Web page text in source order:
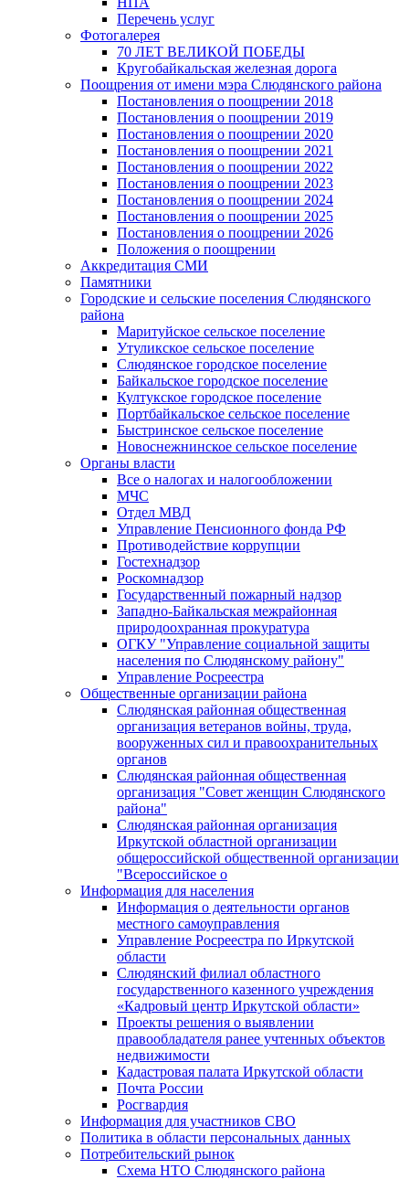
Перечень услуг
Фотогалерея
70 ЛЕТ ВЕЛИКОЙ ПОБЕДЫ
Кругобайкальская железная дорога
Поощрения от имени мэра Слюдянского района
Постановления о поощрении 2018
Постановления о поощрении 2019
Постановления о поощрении 2020
Постановления о поощрении 2021
Постановления о поощрении 2022
Постановления о поощрении 2023
Постановления о поощрении 2024
Постановления о поощрении 2025
Постановления о поощрении 2026
Положения о поощрении
Аккредитация СМИ
Памятники
Городские и сельские поселения Слюдянского
района
Маритуйское сельское поселение
Утуликское сельское поселение
Слюдянское городское поселение
Байкальское городское поселение
Култукское городское поселение
Портбайкальское сельское поселение
Быстринское сельское поселение
Новоснежнинское сельское поселение
Органы власти
Все о налогах и налогообложении
МЧС
Отдел МВД
Управление Пенсионного фонда РФ
Противодействие коррупции
Гостехнадзор
Роскомнадзор
Государственный пожарный надзор
Западно-Байкальская межрайонная
природоохранная прокуратура
ОГКУ "Управление социальной защиты
населения по Слюдянскому району"
Управление Росреестра
Общественные организации района
Слюдянская районная общественная
организация ветеранов войны, труда,
вооруженных сил и правоохранительных
органов
Слюдянская районная общественная
организация "Совет женщин Слюдянского
района"
Слюдянская районная организация
Иркутской областной организации
общероссийской общественной организации
"Всероссийское о
Информация для населения
Информация о деятельности органов
местного самоуправления
Управление Росреестра по Иркутской
области
Слюдянский филиал областного
государственного казенного учреждения
«Кадровый центр Иркутской области»
Проекты решения о выявлении
правообладателя ранее учтенных объектов
недвижимости
Кадастровая палата Иркутской области
Почта России
Росгвардия
Информация для участников СВО
Политика в области персональных данных
Потребительский рынок
Схема НТО Слюдянского района